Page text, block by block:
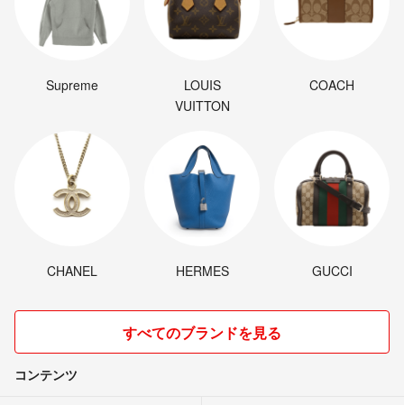
Supreme
LOUIS
VUITTON
COACH
CHANEL HERMES GUCCI
すべてのブランドを見る
コンテンツ